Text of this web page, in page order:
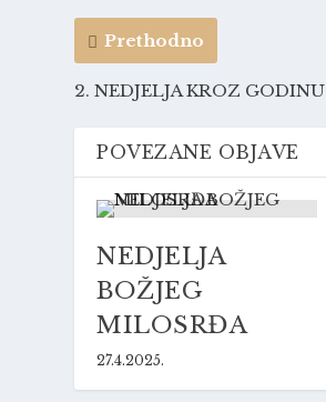
Prethodno
2. NEDJELJA KROZ GODINU
POVEZANE OBJAVE
NEDJELJA
BOŽJEG
MILOSRĐA
27.4.2025.